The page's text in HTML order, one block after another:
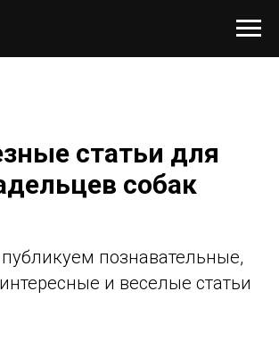
статьи для
собак
познавательные,
и веселые статьи